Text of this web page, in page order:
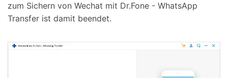
zum Sichern von Wechat mit Dr.Fone - WhatsApp
Transfer ist damit beendet.